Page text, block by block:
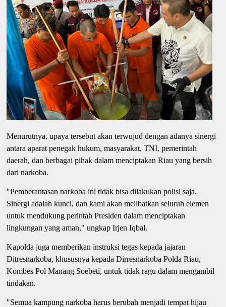
Menurutnya, upaya tersebut akan terwujud dengan adanya sinergi
antara aparat penegak hukum, masyarakat, TNI, pemerintah
daerah, dan berbagai pihak dalam menciptakan Riau yang bersih
dari narkoba.
"Pemberantasan narkoba ini tidak bisa dilakukan polisi saja.
Sinergi adalah kunci, dan kami akan melibatkan seluruh elemen
untuk mendukung perintah Presiden dalam menciptakan
lingkungan yang aman," ungkap Irjen Iqbal.
Kapolda juga memberikan instruksi tegas kepada jajaran
Ditresnarkoba, khususnya kepada Dirresnarkoba Polda Riau,
Kombes Pol Manang Soebeti, untuk tidak ragu dalam mengambil
tindakan.
"Semua kampung narkoba harus berubah menjadi tempat hijau